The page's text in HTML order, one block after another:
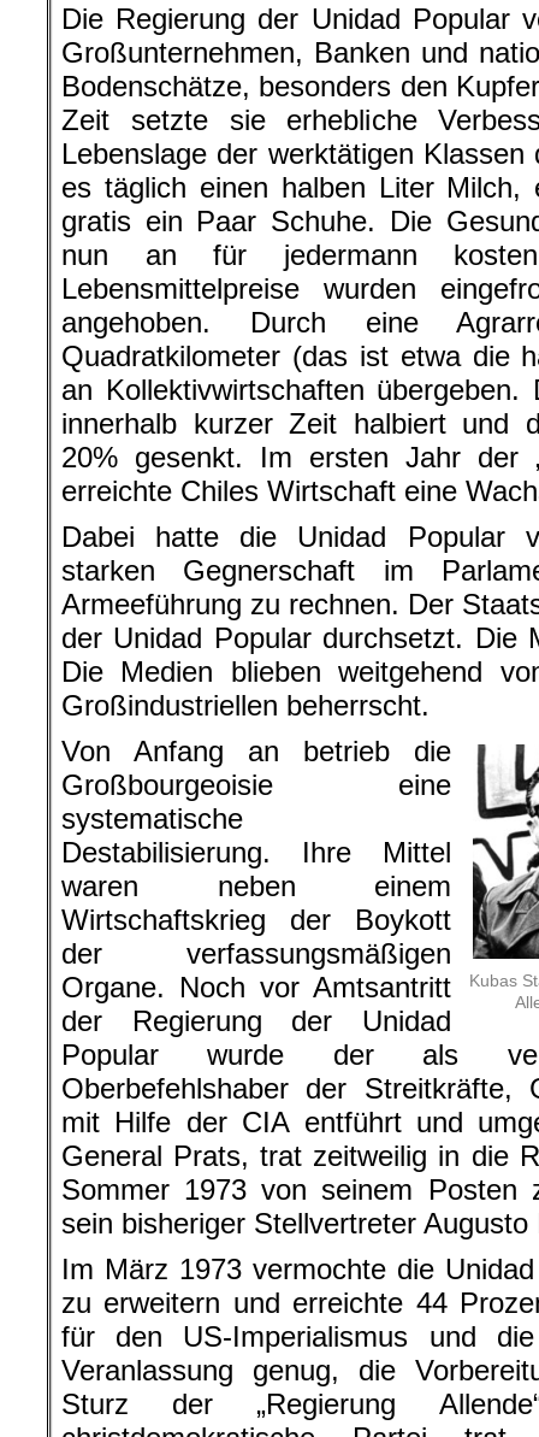
Die Regierung der Unidad Popular
Großunternehmen, Banken und
Bodenschätze, besonders den
Zeit setzte sie erhebliche
Lebenslage der werktätigen
es täglich einen halben Liter Milch,
gratis ein Paar Schuhe. Die
nun an für jedermann
Lebensmittelpreise wurden
angehoben. Durch eine
Quadratkilometer (das ist etwa die
an Kollektivwirtschaften übergeben.
innerhalb kurzer Zeit halbiert und
20% gesenkt. Im ersten Jahr der
erreichte Chiles Wirtschaft eine
Dabei hatte die Unidad Popular
starken Gegnerschaft im
Armeeführung zu rechnen. Der
der Unidad Popular durchsetzt. Die
Die Medien blieben weitgehend
Großindustriellen beherrscht.
Kubas
Von Anfang an betrieb die
Großbourgeoisie eine
systematische
Destabilisierung. Ihre Mittel
waren neben einem
Wirtschaftskrieg der Boykott
der verfassungsmäßigen
Organe. Noch vor Amtsantritt
der Regierung der Unidad
Popular wurde der als
Oberbefehlshaber der Streitkräfte,
mit Hilfe der CIA entführt und
General Prats, trat zeitweilig in die
Sommer 1973 von seinem Posten
sein bisheriger Stellvertreter Augusto
Im März 1973 vermochte die
zu erweitern und erreichte 44
für den US-Imperialismus und
Veranlassung genug, die
Sturz der „Regierung